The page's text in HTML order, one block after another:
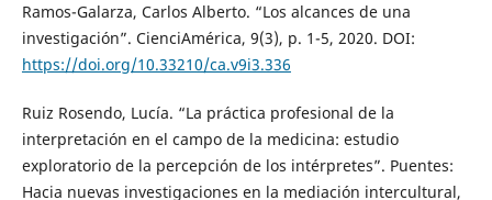
Ramos-Galarza, Carlos Alberto. “Los alcances de una
investigación”. CienciAmérica, 9(3), p. 1-5, 2020. DOI:
https://doi.org/10.33210/ca.v9i3.336
Ruiz Rosendo, Lucía. “La práctica profesional de la
interpretación en el campo de la medicina: estudio
exploratorio de la percepción de los intérpretes”. Puentes:
Hacia nuevas investigaciones en la mediación intercultural,